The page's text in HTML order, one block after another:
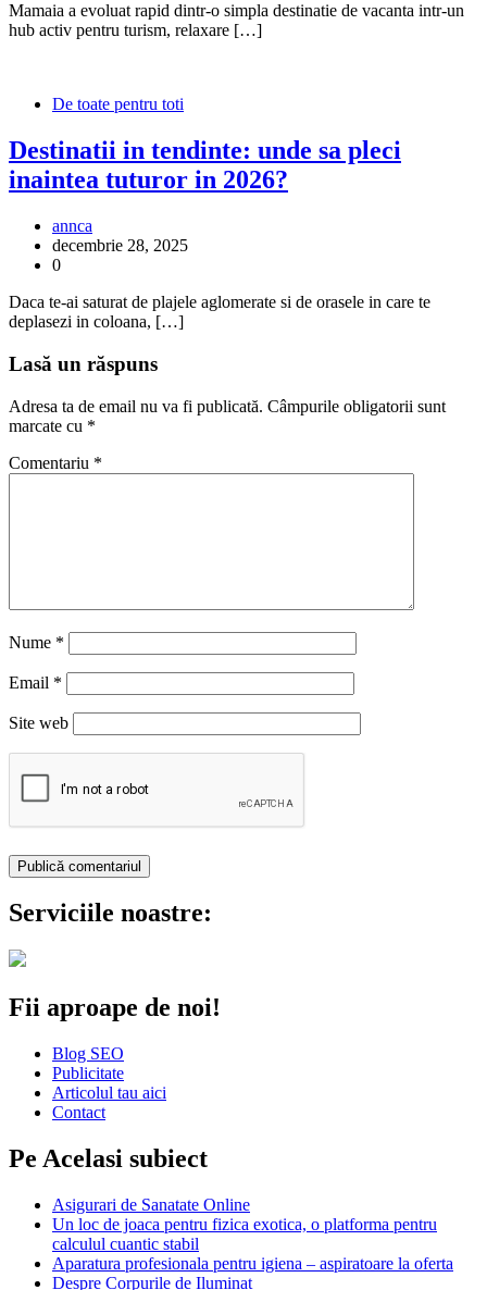
Mamaia a evoluat rapid dintr-o simpla destinatie de vacanta intr-un
hub activ pentru turism, relaxare […]
De toate pentru toti
Destinatii in tendinte: unde sa pleci
inaintea tuturor in 2026?
annca
decembrie 28, 2025
0
Daca te-ai saturat de plajele aglomerate si de orasele in care te
deplasezi in coloana, […]
Lasă un răspuns
Adresa ta de email nu va fi publicată. Câmpurile obligatorii sunt
marcate cu *
Comentariu *
Nume *
Email *
Site web
Serviciile noastre:
Fii aproape de noi!
Blog SEO
Publicitate
Articolul tau aici
Contact
Pe Acelasi subiect
Asigurari de Sanatate Online
Un loc de joaca pentru fizica exotica, o platforma pentru
calculul cuantic stabil
Aparatura profesionala pentru igiena – aspiratoare la oferta
Despre Corpurile de Iluminat